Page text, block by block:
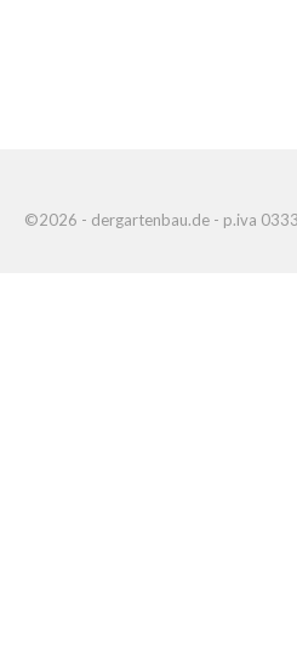
©2026 - dergartenbau.de - p.iva